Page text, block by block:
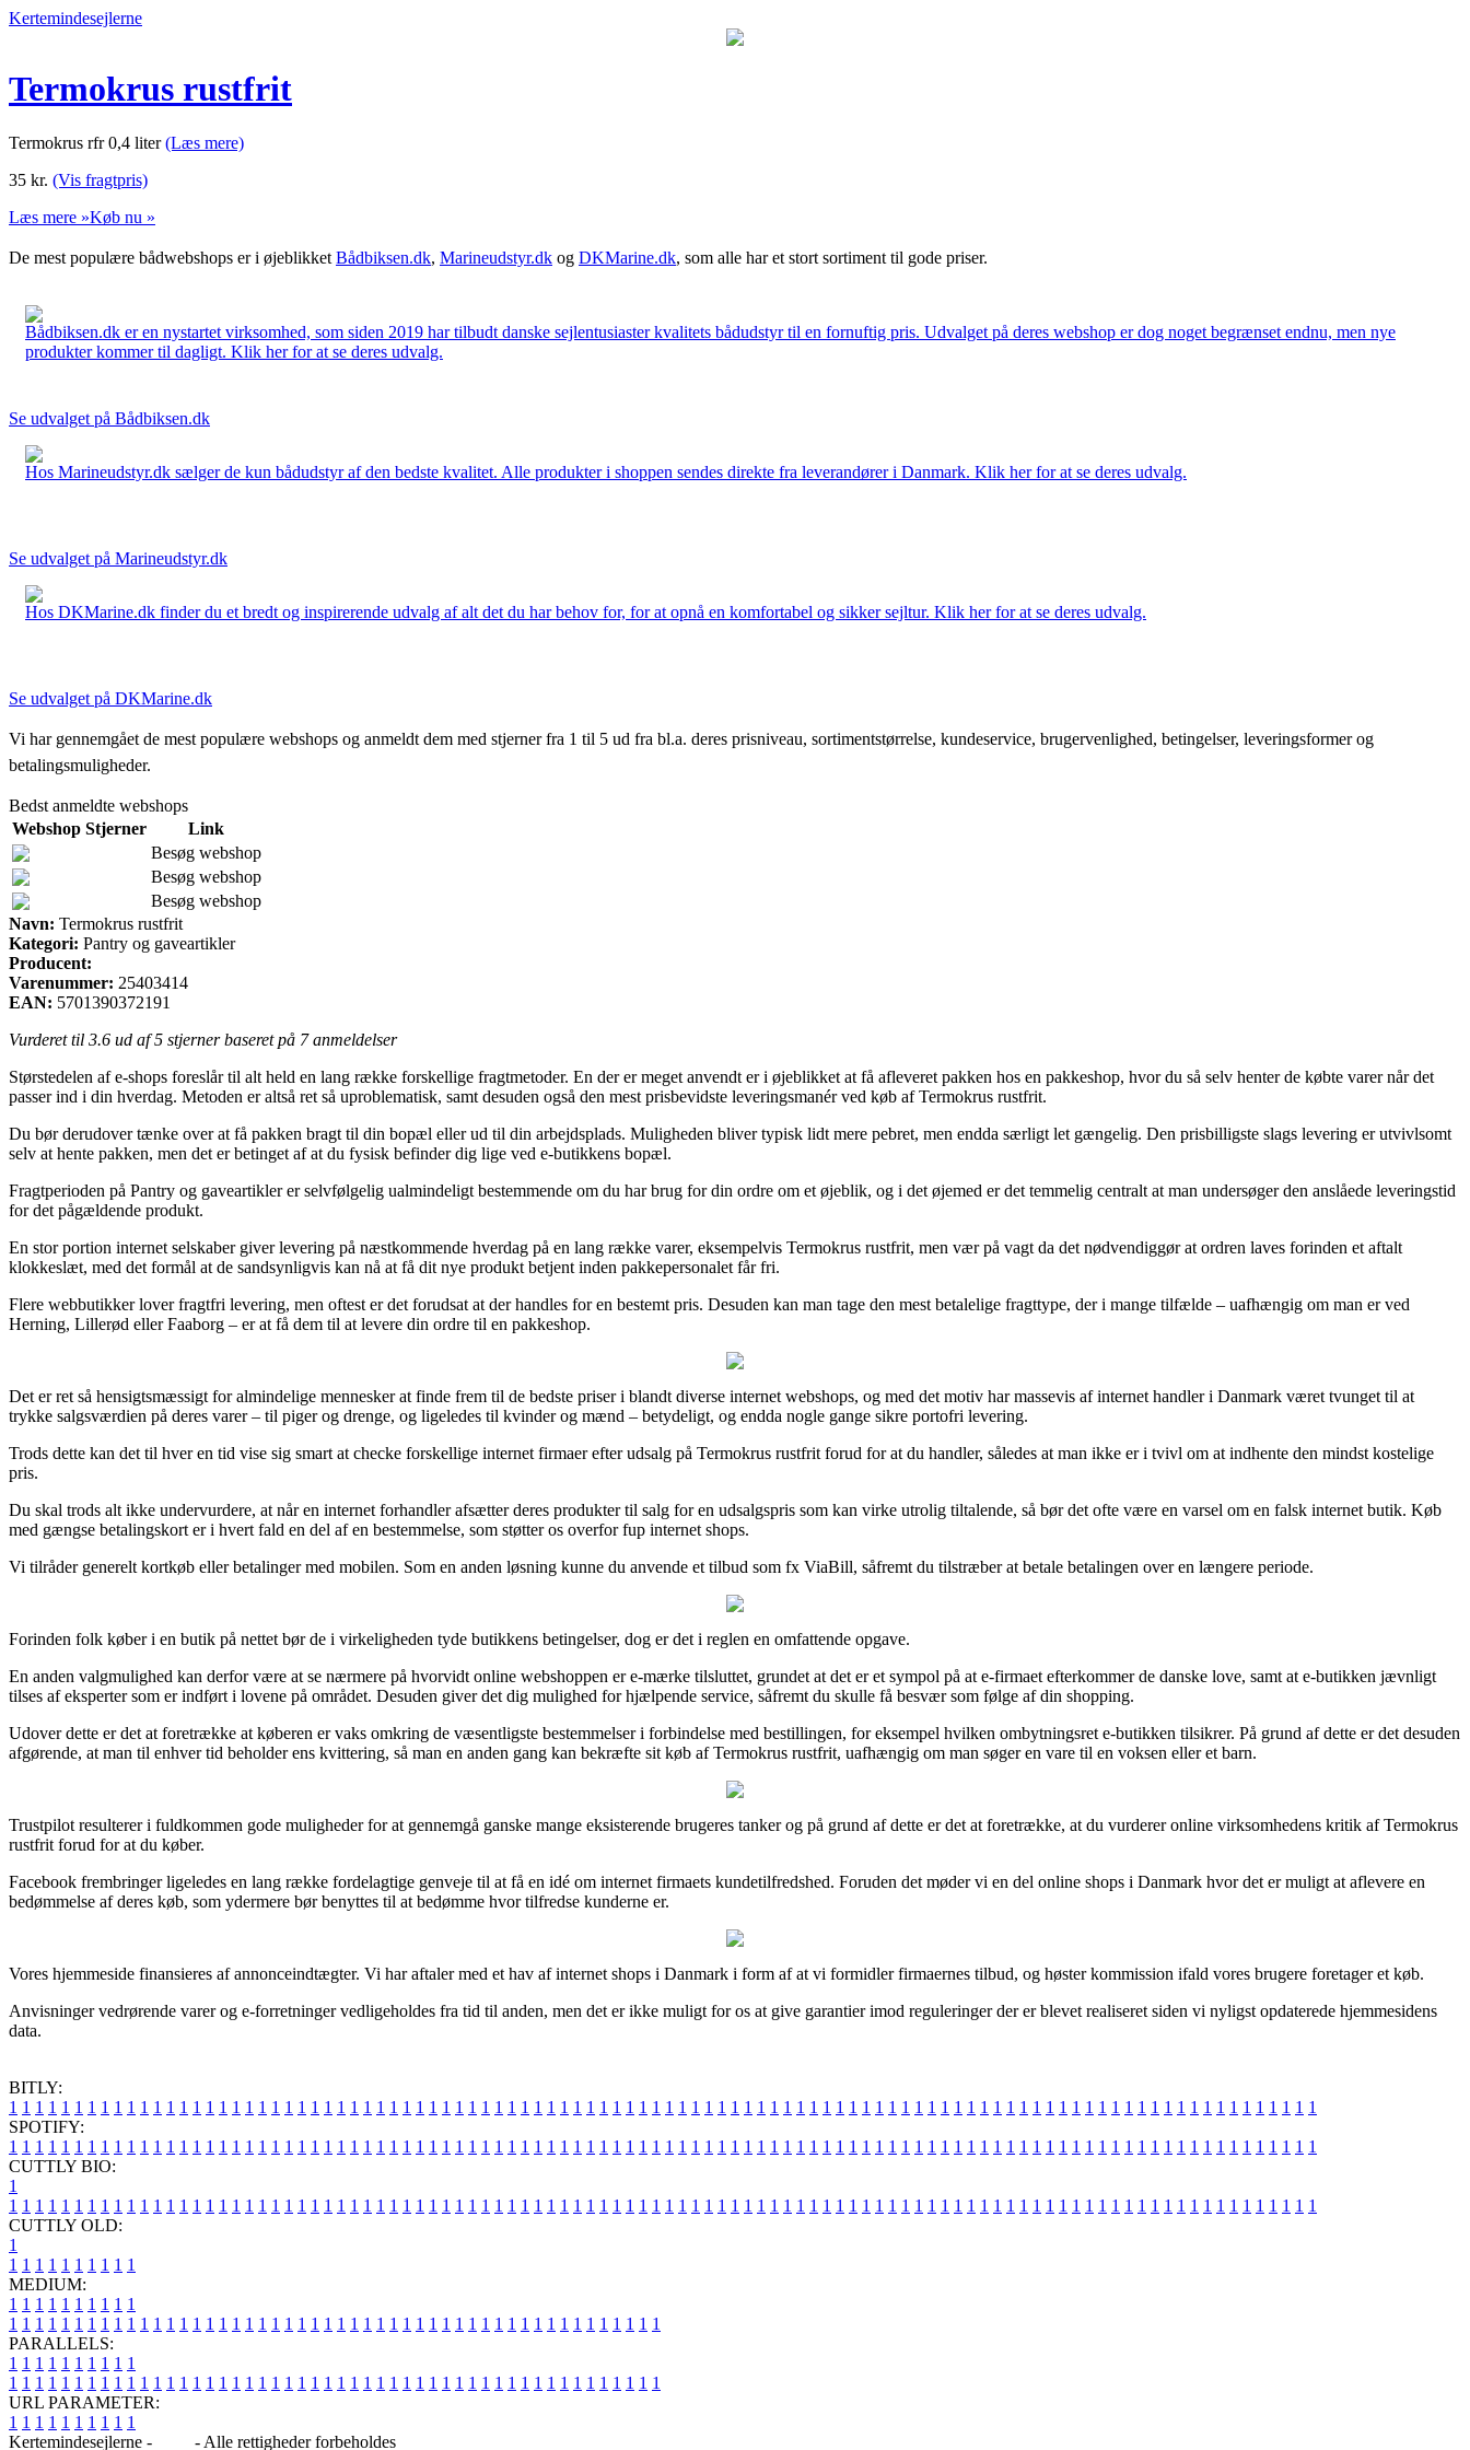
Kertemindesejlerne
Termokrus rustfrit
Termokrus rfr 0,4 liter(Læs mere)
35 kr. (Vis fragtpris)
Læs mere »Køb nu »
De mest populære bådwebshops er i øjeblikket Bådbiksen.dk, Marineudstyr.dk og DKMarine.dk, som alle har et stort sortiment til gode priser.
Bådbiksen.dk er en nystartet virksomhed, som siden 2019 har tilbudt danske sejlentusiaster kvalitets bådudstyr til en fornuftig pris. Udvalget på deres webshop er dog noget begrænset endnu, men nye
produkter kommer til dagligt. Klik her for at se deres udvalg.
Se udvalget på Bådbiksen.dk
Hos Marineudstyr.dk sælger de kun bådudstyr af den bedste kvalitet. Alle produkter i shoppen sendes direkte fra leverandører i Danmark. Klik her for at se deres udvalg.
Se udvalget på Marineudstyr.dk
Hos DKMarine.dk finder du et bredt og inspirerende udvalg af alt det du har behov for, for at opnå en komfortabel og sikker sejltur. Klik her for at se deres udvalg.
Se udvalget på DKMarine.dk
Vi har gennemgået de mest populære webshops og anmeldt dem med stjerner fra 1 til 5 ud fra bl.a. deres prisniveau, sortimentstørrelse, kundeservice, brugervenlighed, betingelser, leveringsformer og
betalingsmuligheder.
Bedst anmeldte webshops
Webshop Stjerner
Link
Besøg webshop
Besøg webshop
Besøg webshop
Navn: Termokrus rustfrit
Kategori: Pantry og gaveartikler
Producent:
Varenummer: 25403414
EAN: 5701390372191
Vurderet til 3.6 ud af 5 stjerner baseret på 7anmeldelser
Størstedelen af e-shops foreslår til alt held en lang række forskellige fragtmetoder. En der er meget anvendt er i øjeblikket at få afleveret pakken hos en pakkeshop, hvor du så selv henter de købte varer når det
passer ind i din hverdag. Metoden er altså ret så uproblematisk, samt desuden også den mest prisbevidste leveringsmanér ved køb af Termokrus rustfrit.
Du bør derudover tænke over at få pakken bragt til din bopæl eller ud til din arbejdsplads. Muligheden bliver typisk lidt mere pebret, men endda særligt let gængelig. Den prisbilligste slags levering er utvivlsomt
selv at hente pakken, men det er betinget af at du fysisk befinder dig lige ved e-butikkens bopæl.
Fragtperioden på Pantry og gaveartikler er selvfølgelig ualmindeligt bestemmende om du har brug for din ordre om et øjeblik, og i det øjemed er det temmelig centralt at man undersøger den anslåede leveringstid
for det pågældende produkt.
En stor portion internet selskaber giver levering på næstkommende hverdag på en lang række varer, eksempelvis Termokrus rustfrit, men vær på vagt da det nødvendiggør at ordren laves forinden et aftalt
klokkeslæt, med det formål at de sandsynligvis kan nå at få dit nye produkt betjent inden pakkepersonalet får fri.
Flere webbutikker lover fragtfri levering, men oftest er det forudsat at der handles for en bestemt pris. Desuden kan man tage den mest betalelige fragttype, der i mange tilfælde – uafhængig om man er ved
Herning, Lillerød eller Faaborg – er at få dem til at levere din ordre til en pakkeshop.
Det er ret så hensigtsmæssigt for almindelige mennesker at finde frem til de bedste priser i blandt diverse internet webshops, og med det motiv har massevis af internet handler i Danmark været tvunget til at
trykke salgsværdien på deres varer – til piger og drenge, og ligeledes til kvinder og mænd – betydeligt, og endda nogle gange sikre portofri levering.
Trods dette kan det til hver en tid vise sig smart at checke forskellige internet firmaer efter udsalg på Termokrus rustfrit forud for at du handler, således at man ikke er i tvivl om at indhente den mindst kostelige
pris.
Du skal trods alt ikke undervurdere, at når en internet forhandler afsætter deres produkter til salg for en udsalgspris som kan virke utrolig tiltalende, så bør det ofte være en varsel om en falsk internet butik. Køb
med gængse betalingskort er i hvert fald en del af en bestemmelse, som støtter os overfor fup internet shops.
Vi tilråder generelt kortkøb eller betalinger med mobilen. Som en anden løsning kunne du anvende et tilbud som fx ViaBill, såfremt du tilstræber at betale betalingen over en længere periode.
Forinden folk køber i en butik på nettet bør de i virkeligheden tyde butikkens betingelser, dog er det i reglen en omfattende opgave.
En anden valgmulighed kan derfor være at se nærmere på hvorvidt online webshoppen er e-mærke tilsluttet, grundet at det er et sympol på at e-firmaet efterkommer de danske love, samt at e-butikken jævnligt
tilses af eksperter som er indført i lovene på området. Desuden giver det dig mulighed for hjælpende service, såfremt du skulle få besvær som følge af din shopping.
Udover dette er det at foretrække at køberen er vaks omkring de væsentligste bestemmelser i forbindelse med bestillingen, for eksempel hvilken ombytningsret e-butikken tilsikrer. På grund af dette er det desuden
afgørende, at man til enhver tid beholder ens kvittering, så man en anden gang kan bekræfte sit køb af Termokrus rustfrit, uafhængig om man søger en vare til en voksen eller et barn.
Trustpilot resulterer i fuldkommen gode muligheder for at gennemgå ganske mange eksisterende brugeres tanker og på grund af dette er det at foretrække, at du vurderer online virksomhedens kritik af Termokrus
rustfrit forud for at du køber.
Facebook frembringer ligeledes en lang række fordelagtige genveje til at få en idé om internet firmaets kundetilfredshed. Foruden det møder vi en del online shops i Danmark hvor det er muligt at aflevere en
bedømmelse af deres køb, som ydermere bør benyttes til at bedømme hvor tilfredse kunderne er.
Vores hjemmeside finansieres af annonceindtægter. Vi har aftaler med et hav af internet shops i Danmark i form af at vi formidler firmaernes tilbud, og høster kommission ifald vores brugere foretager et køb.
Anvisninger vedrørende varer og e-forretninger vedligeholdes fra tid til anden, men det er ikke muligt for os at give garantier imod reguleringer der er blevet realiseret siden vi nyligst opdaterede hjemmesidens
data.
BITLY:
1 1 1 1 1 1 1 1 1 1 1 1 1 1 1 1 1 1 1 1 1 1 1 1 1 1 1 1 1 1 1 1 1 1 1 1 1 1 1 1 1 1 1 1 1 1 1 1 1 1 1 1 1 1 1 1 1 1 1 1 1 1 1 1 1 1 1 1 1 1 1 1 1 1 1 1 1 1 1 1 1 1 1 1 1 1 1 1 1 1 1 1 1 1 1 1 1 1 1 1
SPOTIFY:
1 1 1 1 1 1 1 1 1 1 1 1 1 1 1 1 1 1 1 1 1 1 1 1 1 1 1 1 1 1 1 1 1 1 1 1 1 1 1 1 1 1 1 1 1 1 1 1 1 1 1 1 1 1 1 1 1 1 1 1 1 1 1 1 1 1 1 1 1 1 1 1 1 1 1 1 1 1 1 1 1 1 1 1 1 1 1 1 1 1 1 1 1 1 1 1 1 1 1 1
CUTTLY BIO:
1
1 1 1 1 1 1 1 1 1 1 1 1 1 1 1 1 1 1 1 1 1 1 1 1 1 1 1 1 1 1 1 1 1 1 1 1 1 1 1 1 1 1 1 1 1 1 1 1 1 1 1 1 1 1 1 1 1 1 1 1 1 1 1 1 1 1 1 1 1 1 1 1 1 1 1 1 1 1 1 1 1 1 1 1 1 1 1 1 1 1 1 1 1 1 1 1 1 1 1 1
CUTTLY OLD:
1
1 1 1 1 1 1 1 1 1 1
MEDIUM:
1 1 1 1 1 1 1 1 1 1
1 1 1 1 1 1 1 1 1 1 1 1 1 1 1 1 1 1 1 1 1 1 1 1 1 1 1 1 1 1 1 1 1 1 1 1 1 1 1 1 1 1 1 1 1 1 1 1 1 1
PARALLELS:
1 1 1 1 1 1 1 1 1 1
1 1 1 1 1 1 1 1 1 1 1 1 1 1 1 1 1 1 1 1 1 1 1 1 1 1 1 1 1 1 1 1 1 1 1 1 1 1 1 1 1 1 1 1 1 1 1 1 1 1
URL PARAMETER:
1 1 1 1 1 1 1 1 1 1
Kertemindesejlerne -
- Alle rettigheder forbeholdes